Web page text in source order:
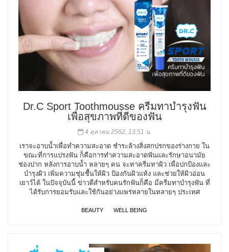
Dr.C Sport Toothmousse ครีมทาบำรุงฟัน
เพื่อสุขภาพที่ดีของฟัน
4 ตุลาคม 2562, 13:51 น.
เราจะอาบน้ำเพื่อทำความสะอาด ชำระล้างสิ่งสกปรกของร่างกาย ใน
ขณะที่การแปรงฟัน ก็คือการทำความสะอาดฟันและรักษาอนามัย
ช่องปาก หลังการอาบน้ำ หลายๆ คน จะทาครีมทาผิว เพื่อปกป้องและ
บำรุงผิว เพิ่มความชุ่มชื้นให้ผิว ป้องกันผิวแห้ง และช่วยให้ผิวอ่อน
เยาว์ได้ ในปัจจุบันนี้ ข่าวดีสำหรับคนรักฟันก็คือ มีครีมทาบำรุงฟัน ที่
ได้รับการยอมรับและใช้กันอย่างแพร่หลายในหลายๆ ประเทศ
BEAUTY WELL BEING